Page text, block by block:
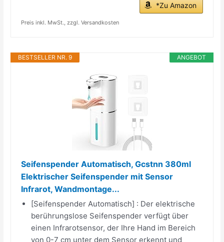
*Zu Amazon
Preis inkl. MwSt., zzgl. Versandkosten
ANGEBOT
BESTSELLER NR. 9
Seifenspender Automatisch, Gcstnn 380ml
Elektrischer Seifenspender mit Sensor
Infrarot, Wandmontage...
[Seifenspender Automatisch] : Der elektrische
berührungslose Seifenspender verfügt über
einen Infrarotsensor, der Ihre Hand im Bereich
von 0-7 cm unter dem Sensor erkennt und